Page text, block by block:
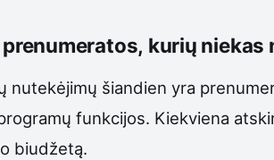
kurių niekas
nutekėjimų šiandien yra
funkcijos. Kiekviena
biudžetą.